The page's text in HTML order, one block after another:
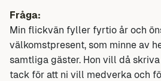
Fråga:
Min flickvän fyller fyrtio år och
välkomstpresent, som minne av
samtliga gäster. Hon vill då
tack för att ni vill medverka och